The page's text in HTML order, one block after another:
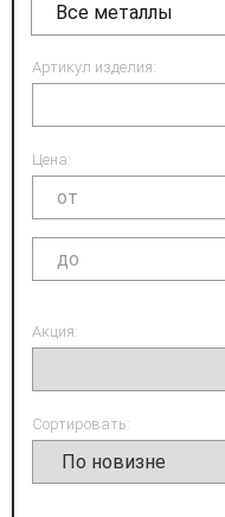
Все металлы
Артикул изделия:
Цена:
Акция:
Сортировать: